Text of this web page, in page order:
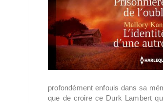
profondément enfouis dans sa
que de croire ce Durk Lambert